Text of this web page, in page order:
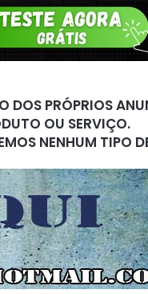
DOS PRÓPRIOS
OU SERVIÇO.
NENHUM TIPO